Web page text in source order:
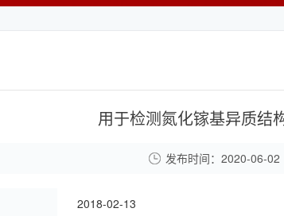
用于检测氮化镓基异质结
发布时间：2020-06-02
2018-02-13